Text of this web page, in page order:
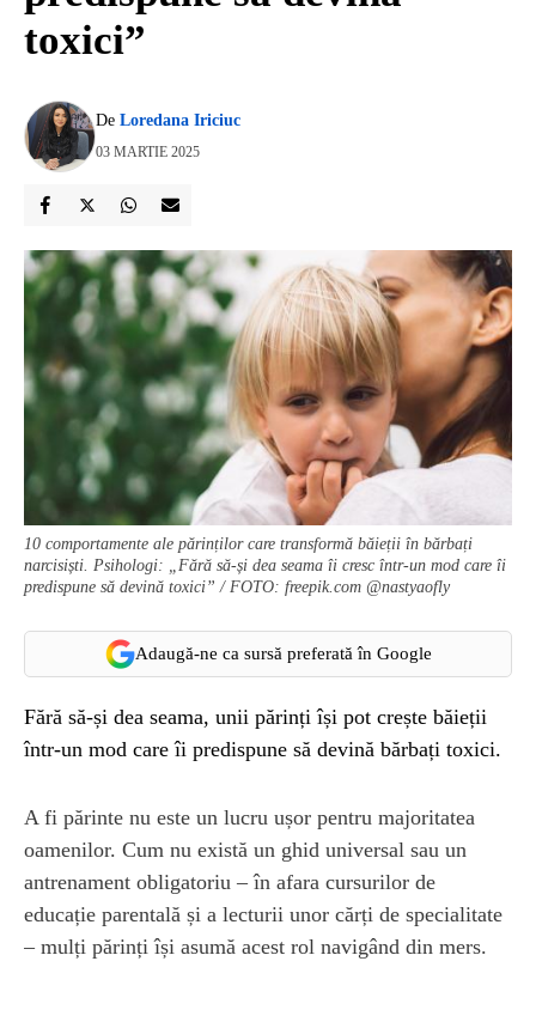
toxici”
De Loredana Iriciuc
03 MARTIE 2025
10 comportamente ale părinților care transformă băieții în bărbați
narcisiști. Psihologi: „Fără să-și dea seama îi cresc într-un mod care îi
predispune să devină toxici” / FOTO: freepik.com @nastyaofly
Adaugă-ne ca sursă preferată în Google
Fără să-și dea seama, unii părinți își pot crește băieții
într-un mod care îi predispune să devină bărbați toxici.
A fi părinte nu este un lucru ușor pentru majoritatea
oamenilor. Cum nu există un ghid universal sau un
antrenament obligatoriu – în afara cursurilor de
educație parentală și a lecturii unor cărți de specialitate
– mulți părinți își asumă acest rol navigând din mers.